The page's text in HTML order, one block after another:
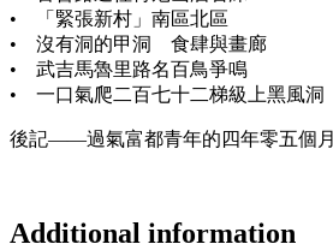
• 「緊張新村」南區北區
• 沒有洞的甲洞 食肆與畫廊
• 武吉馬魯里路名百鳥爭鳴
• 一口氣爬二百七十二梯級上黑風洞
後記——過氣富都青年的四年零五個月
Additional information